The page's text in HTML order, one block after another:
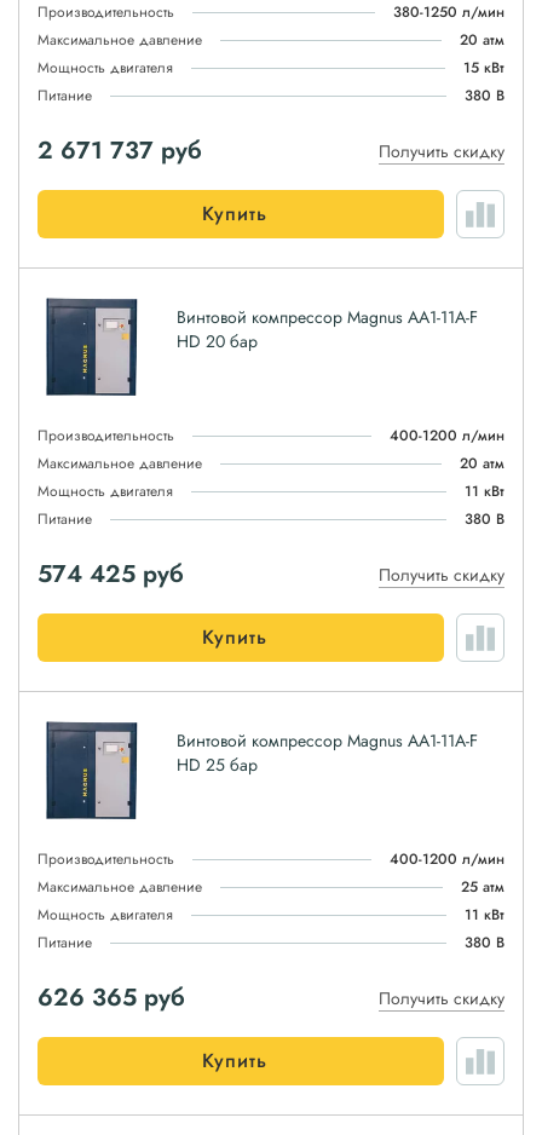
Производительность
380-1250 л/мин
Максимальное давление
20 атм
Мощность двигателя
15 кВт
Питание
380 В
2 671 737 руб Получить скидку
Купить
Винтовой компрессор Magnus АА1-11A-F
HD 20 бар
Производительность
400-1200 л/мин
Максимальное давление
20 атм
Мощность двигателя
11 кВт
Питание
380 В
574 425 руб Получить скидку
Купить
Винтовой компрессор Magnus АА1-11A-F
HD 25 бар
Производительность
400-1200 л/мин
Максимальное давление
25 атм
Мощность двигателя
11 кВт
Питание
380 В
626 365 руб Получить скидку
Купить